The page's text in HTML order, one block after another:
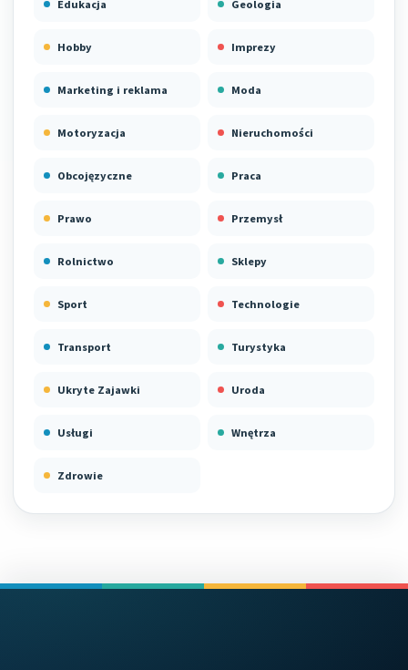
Edukacja Geologia
Hobby Imprezy
Marketing i reklama Moda
Motoryzacja Nieruchomości
Obcojęzyczne Praca
Prawo Przemysł
Rolnictwo Sklepy
Sport Technologie
Transport Turystyka
Ukryte Zajawki Uroda
Usługi Wnętrza
Zdrowie